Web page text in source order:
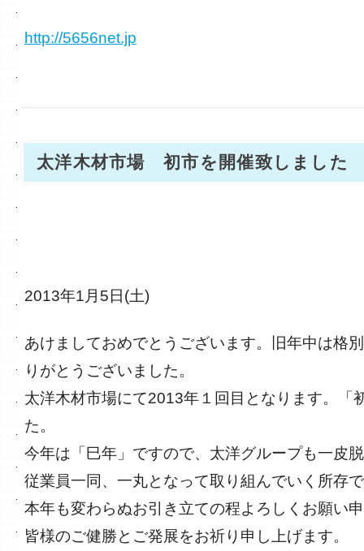
http://5656net.jp
太洋木材市場 初市を開催致しました
2013年1月5日(土)
あけましておめでとうございます。旧年中は格
りがとうございました。
太洋木材市場にて2013年１回目となります。「
た。
今年は「巳年」ですので、太洋グループも一皮
従業員一同、一丸となって取り組んでいく所存
本年も変わらぬお引き立ての程よろしくお願い
皆様のご健勝とご発展をお祈り申し上げます。